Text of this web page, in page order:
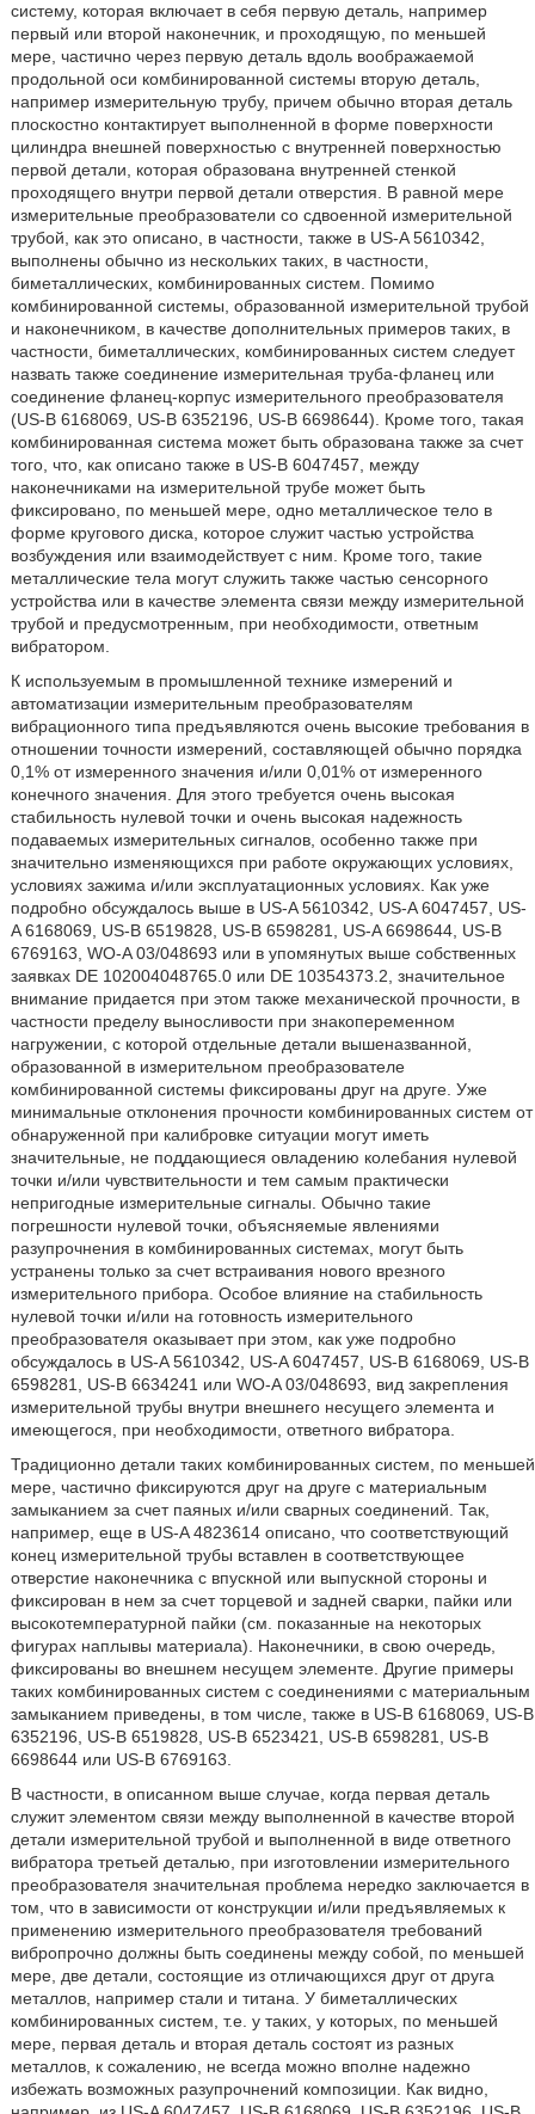
систему, которая включает в себя первую деталь, например
первый или второй наконечник, и проходящую, по меньшей
мере, частично через первую деталь вдоль воображаемой
продольной оси комбинированной системы вторую деталь,
например измерительную трубу, причем обычно вторая деталь
плоскостно контактирует выполненной в форме поверхности
цилиндра внешней поверхностью с внутренней поверхностью
первой детали, которая образована внутренней стенкой
проходящего внутри первой детали отверстия. В равной мере
измерительные преобразователи со сдвоенной измерительной
трубой, как это описано, в частности, также в US-A 5610342,
выполнены обычно из нескольких таких, в частности,
биметаллических, комбинированных систем. Помимо
комбинированной системы, образованной измерительной трубой
и наконечником, в качестве дополнительных примеров таких, в
частности, биметаллических, комбинированных систем следует
назвать также соединение измерительная труба-фланец или
соединение фланец-корпус измерительного преобразователя
(US-B 6168069, US-B 6352196, US-B 6698644). Кроме того, такая
комбинированная система может быть образована также за счет
того, что, как описано также в US-B 6047457, между
наконечниками на измерительной трубе может быть
фиксировано, по меньшей мере, одно металлическое тело в
форме кругового диска, которое служит частью устройства
возбуждения или взаимодействует с ним. Кроме того, такие
металлические тела могут служить также частью сенсорного
устройства или в качестве элемента связи между измерительной
трубой и предусмотренным, при необходимости, ответным
вибратором.
К используемым в промышленной технике измерений и
автоматизации измерительным преобразователям
вибрационного типа предъявляются очень высокие требования в
отношении точности измерений, составляющей обычно порядка
0,1% от измеренного значения и/или 0,01% от измеренного
конечного значения. Для этого требуется очень высокая
стабильность нулевой точки и очень высокая надежность
подаваемых измерительных сигналов, особенно также при
значительно изменяющихся при работе окружающих условиях,
условиях зажима и/или эксплуатационных условиях. Как уже
подробно обсуждалось выше в US-A 5610342, US-A 6047457, US-
A 6168069, US-B 6519828, US-B 6598281, US-A 6698644, US-B
6769163, WO-A 03/048693 или в упомянутых выше собственных
заявках DE 102004048765.0 или DE 10354373.2, значительное
внимание придается при этом также механической прочности, в
частности пределу выносливости при знакопеременном
нагружении, с которой отдельные детали вышеназванной,
образованной в измерительном преобразователе
комбинированной системы фиксированы друг на друге. Уже
минимальные отклонения прочности комбинированных систем от
обнаруженной при калибровке ситуации могут иметь
значительные, не поддающиеся овладению колебания нулевой
точки и/или чувствительности и тем самым практически
непригодные измерительные сигналы. Обычно такие
погрешности нулевой точки, объясняемые явлениями
разупрочнения в комбинированных системах, могут быть
устранены только за счет встраивания нового врезного
измерительного прибора. Особое влияние на стабильность
нулевой точки и/или на готовность измерительного
преобразователя оказывает при этом, как уже подробно
обсуждалось в US-A 5610342, US-A 6047457, US-B 6168069, US-B
6598281, US-B 6634241 или WO-A 03/048693, вид закрепления
измерительной трубы внутри внешнего несущего элемента и
имеющегося, при необходимости, ответного вибратора.
Традиционно детали таких комбинированных систем, по меньшей
мере, частично фиксируются друг на друге с материальным
замыканием за счет паяных и/или сварных соединений. Так,
например, еще в US-A 4823614 описано, что соответствующий
конец измерительной трубы вставлен в соответствующее
отверстие наконечника с впускной или выпускной стороны и
фиксирован в нем за счет торцевой и задней сварки, пайки или
высокотемпературной пайки (см. показанные на некоторых
фигурах наплывы материала). Наконечники, в свою очередь,
фиксированы во внешнем несущем элементе. Другие примеры
таких комбинированных систем с соединениями с материальным
замыканием приведены, в том числе, также в US-B 6168069, US-B
6352196, US-B 6519828, US-B 6523421, US-B 6598281, US-B
6698644 или US-B 6769163.
В частности, в описанном выше случае, когда первая деталь
служит элементом связи между выполненной в качестве второй
детали измерительной трубой и выполненной в виде ответного
вибратора третьей деталью, при изготовлении измерительного
преобразователя значительная проблема нередко заключается в
том, что в зависимости от конструкции и/или предъявляемых к
применению измерительного преобразователя требований
вибропрочно должны быть соединены между собой, по меньшей
мере, две детали, состоящие из отличающихся друг от друга
металлов, например стали и титана. У биметаллических
комбинированных систем, т.е. у таких, у которых, по меньшей
мере, первая деталь и вторая деталь состоят из разных
металлов, к сожалению, не всегда можно вполне надежно
избежать возможных разупрочнений композиции. Как видно,